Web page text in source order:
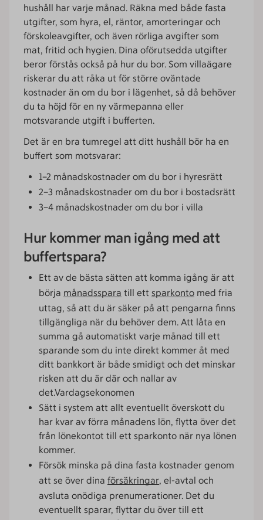
hushåll har varje månad. Räkna med både fasta
utgifter, som hyra, el, räntor, amorteringar och
förskoleavgifter, och även rörliga avgifter som
mat, fritid och hygien. Dina oförutsedda utgifter
beror förstås också på hur du bor. Som villaägare
riskerar du att råka ut för större oväntade
kostnader än om du bor i lägenhet, så då behöver
du ta höjd för en ny värmepanna eller
motsvarande utgift i bufferten.
Det är en bra tumregel att ditt hushåll bör ha en
buffert som motsvarar:
1–2 månadskostnader om du bor i hyresrätt
2–3 månadskostnader om du bor i bostadsrätt
3–4 månadskostnader om du bor i villa
Hur kommer man igång med att
buffertspara?
Ett av de bästa sätten att komma igång är att
börja månadsspara till ett sparkonto med fria
uttag, så att du är säker på att pengarna finns
tillgängliga när du behöver dem. Att låta en
summa gå automatiskt varje månad till ett
sparande som du inte direkt kommer åt med
ditt bankkort är både smidigt och det minskar
risken att du är där och nallar av
det.Vardagsekonomen
Sätt i system att allt eventuellt överskott du
har kvar av förra månadens lön, flytta över det
från lönekontot till ett sparkonto när nya lönen
kommer.
Försök minska på dina fasta kostnader genom
att se över dina försäkringar, el-avtal och
avsluta onödiga prenumerationer. Det du
eventuellt sparar, flyttar du över till ett